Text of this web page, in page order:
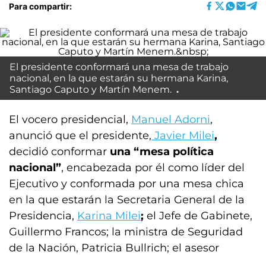
Para compartir:
El presidente conformará una mesa de trabajo
nacional, en la que estarán su hermana Karina,
Santiago Caputo y Martín Menem.
El vocero presidencial, Manuel Adorni,
anunció que el presidente, Javier Milei,
decidió conformar una “mesa política
nacional”, encabezada por él como líder del
Ejecutivo y conformada por una mesa chica
en la que estarán la Secretaria General de la
Presidencia, Karina Milei; el Jefe de Gabinete,
Guillermo Francos; la ministra de Seguridad
de la Nación, Patricia Bullrich; el asesor